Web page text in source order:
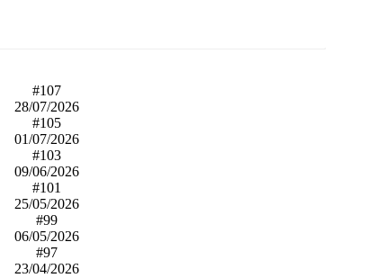
#107
28/07/2026
#105
01/07/2026
#103
09/06/2026
#101
25/05/2026
#99
06/05/2026
#97
23/04/2026